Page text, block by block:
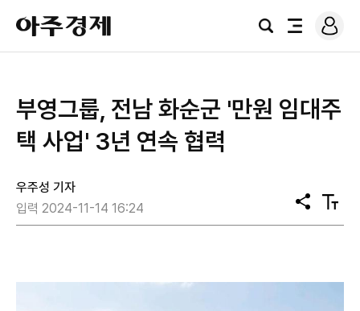
아
주
경
검
전
로
그
부영그룹, 전남 화순군 '만원 임대주
택 사업' 3년 연속 협력
우주성 기자
입력 2024-11-14 16:24
공
유
텍
스